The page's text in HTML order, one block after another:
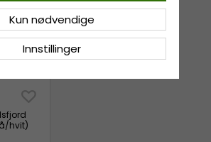
hvit)
Innstillinger
Kun nødvendige